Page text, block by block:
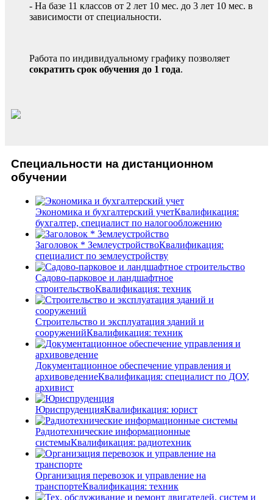
- На базе 11 классов от 2 лет 10 мес. до 3 лет 10 мес. в
зависимости от специальности.
Работа по индивидуальному графику позволяет
сократить срок обучения до 1 года.
Специальности на дистанционном
обучении
Экономика и бухгалтерский учетКвалификация:
бухгалтер, специалист по налогообложению
Заголовок * ЗемлеустройствоКвалификация:
специалист по землеустройству
Садово-парковое и ландшафтное
строительствоКвалификация: техник
Строительство и эксплуатация зданий и
сооруженийКвалификация: техник
Документационное обеспечение управления и
архивоведениеКвалификация: специалист по ДОУ,
архивист
ЮриспруденцияКвалификация: юрист
Радиотехнические информационные
системыКвалификация: радиотехник
Организация перевозок и управление на
транспортеКвалификация: техник